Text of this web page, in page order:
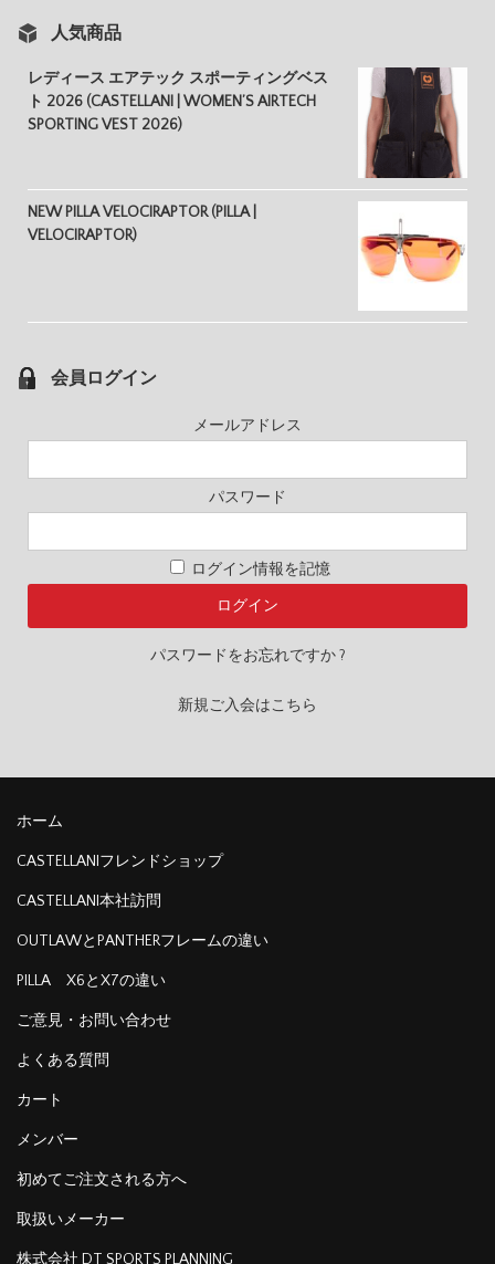
人気商品
レディース エアテック スポーティングベス
ト 2026 (CASTELLANI | WOMEN’S AIRTECH
SPORTING VEST 2026)
NEW PILLA VELOCIRAPTOR (PILLA |
VELOCIRAPTOR)
会員ログイン
メールアドレス
パスワード
ログイン情報を記憶
パスワードをお忘れですか ?
新規ご入会はこちら
ホーム
CASTELLANIフレンドショップ
CASTELLANI本社訪問
OUTLAWとPANTHERフレームの違い
PILLA X6とX7の違い
ご意見・お問い合わせ
よくある質問
カート
メンバー
初めてご注文される方へ
取扱いメーカー
株式会社 DT SPORTS PLANNING